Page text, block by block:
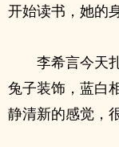
开始读书，她的
李希言今天
兔子装饰，蓝白
静清新的感觉，